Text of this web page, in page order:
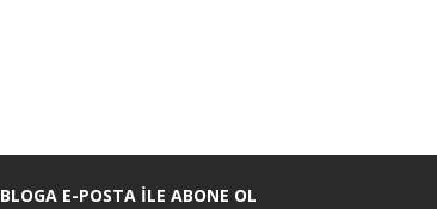
BLOGA E-POSTA ILE ABONE OL